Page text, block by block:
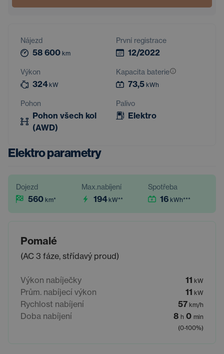
Nájezd
58 600 km
První registrace
12/2022
Výkon
324 kW
Kapacita baterie
73,5 kWh
Pohon
Pohon všech kol
(AWD)
Palivo
Elektro
Elektro parametry
Dojezd
560 km*
Max.nabíjení
194 kW**
Spotřeba
16 kWh***
Pomalé
(AC 3 fáze, střídavý proud)
Výkon nabíječky 11 kW
Prům. nabíjecí výkon 11 kW
Rychlost nabíjení 57 km/h
Doba nabíjení 8 h 0 min
(0-100%)